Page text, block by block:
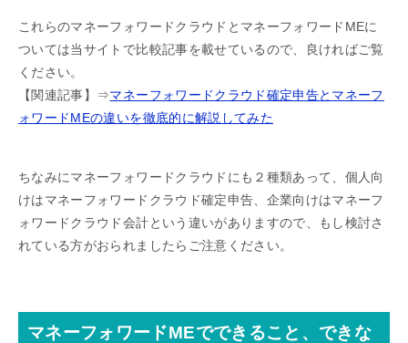
これらのマネーフォワードクラウドとマネーフォワードMEに
ついては当サイトで比較記事を載せているので、良ければご覧
ください。
【関連記事】⇒マネーフォワードクラウド確定申告とマネーフ
ォワードMEの違いを徹底的に解説してみた
ちなみにマネーフォワードクラウドにも２種類あって、個人向
けはマネーフォワードクラウド確定申告、企業向けはマネーフ
ォワードクラウド会計という違いがありますので、もし検討さ
れている方がおられましたらご注意ください。
マネーフォワードMEでできること、できな